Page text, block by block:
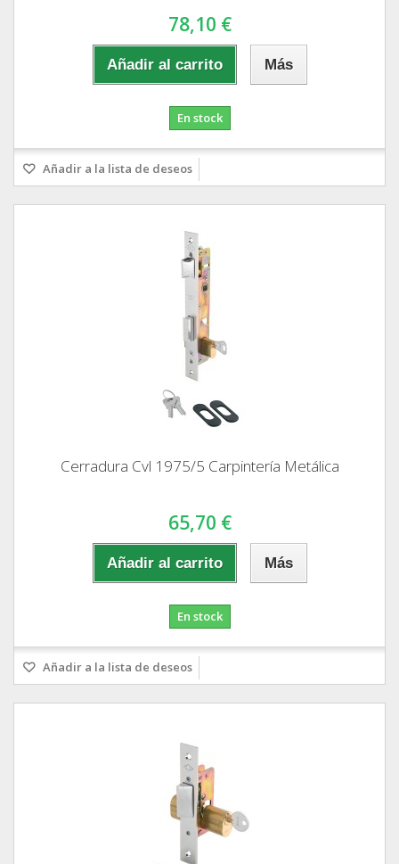
78,10 €
Añadir al carrito Más
En stock
Añadir a la lista de deseos
Cerradura Cvl 1975/5 Carpintería Metálica
65,70 €
Añadir al carrito Más
En stock
Añadir a la lista de deseos